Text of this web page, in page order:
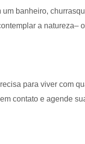
banheiro,
a natureza–
para viver com
contato e agende